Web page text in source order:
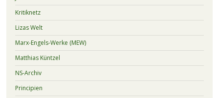
Kritiknetz
Lizas Welt
Marx-Engels-Werke (MEW)
Matthias Küntzel
NS-Archiv
Principien